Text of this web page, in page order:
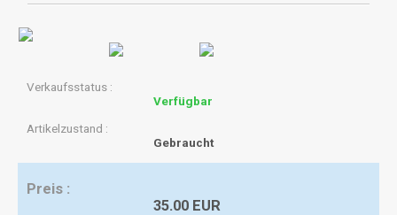
Verkaufsstatus
Verfügbar
Artikelzustand
Gebraucht
Preis
35.00 EUR